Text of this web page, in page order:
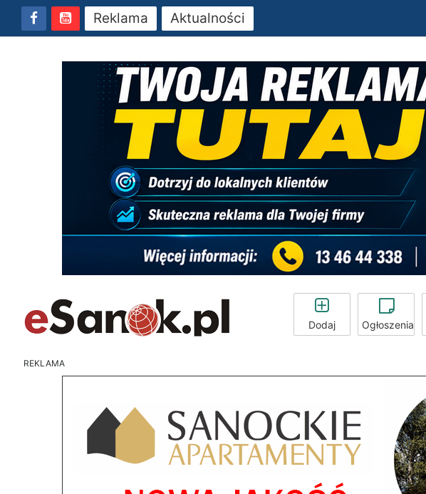
Reklama Aktualności
Dodaj Ogłoszenia
REKLAMA